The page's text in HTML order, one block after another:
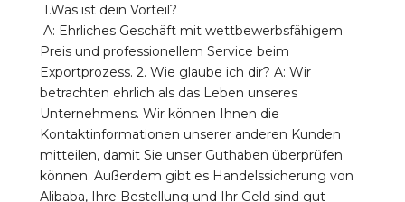
1.Was ist dein Vorteil?
A: Ehrliches Geschäft mit wettbewerbsfähigem
Preis und professionellem Service beim
Exportprozess. 2. Wie glaube ich dir? A: Wir
betrachten ehrlich als das Leben unseres
Unternehmens. Wir können Ihnen die
Kontaktinformationen unserer anderen Kunden
mitteilen, damit Sie unser Guthaben überprüfen
können. Außerdem gibt es Handelssicherung von
Alibaba, Ihre Bestellung und Ihr Geld sind gut